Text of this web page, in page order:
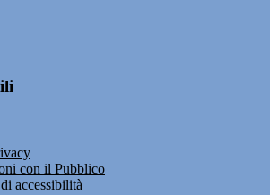
con il Pubblico
accessibilità